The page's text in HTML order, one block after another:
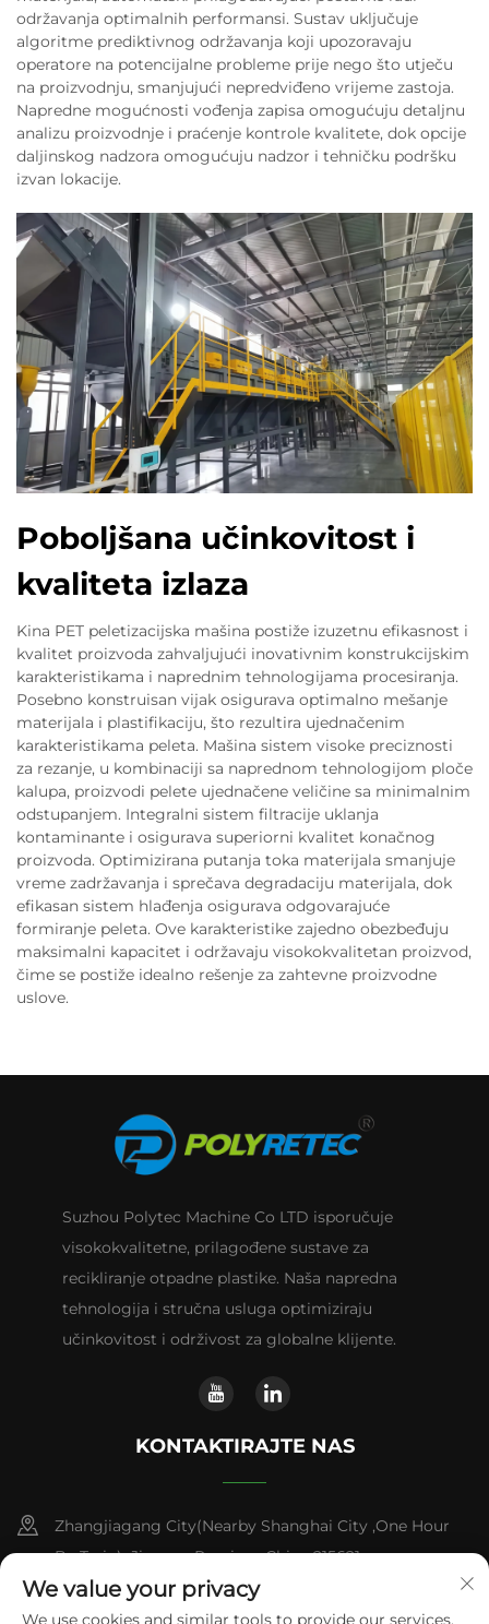
održavanja optimalnih performansi. Sustav uključuje
algoritme prediktivnog održavanja koji upozoravaju
operatore na potencijalne probleme prije nego što utječu
na proizvodnju, smanjujući nepredviđeno vrijeme zastoja.
Napredne mogućnosti vođenja zapisa omogućuju detaljnu
analizu proizvodnje i praćenje kontrole kvalitete, dok opcije
daljinskog nadzora omogućuju nadzor i tehničku podršku
izvan lokacije.
Poboljšana učinkovitost i
kvaliteta izlaza
Kina PET peletizacijska mašina postiže izuzetnu efikasnost i
kvalitet proizvoda zahvaljujući inovativnim konstrukcijskim
karakteristikama i naprednim tehnologijama procesiranja.
Posebno konstruisan vijak osigurava optimalno mešanje
materijala i plastifikaciju, što rezultira ujednačenim
karakteristikama peleta. Mašina sistem visoke preciznosti
za rezanje, u kombinaciji sa naprednom tehnologijom ploče
kalupa, proizvodi pelete ujednačene veličine sa minimalnim
odstupanjem. Integralni sistem filtracije uklanja
kontaminante i osigurava superiorni kvalitet konačnog
proizvoda. Optimizirana putanja toka materijala smanjuje
vreme zadržavanja i sprečava degradaciju materijala, dok
efikasan sistem hlađenja osigurava odgovarajuće
formiranje peleta. Ove karakteristike zajedno obezbeđuju
maksimalni kapacitet i održavaju visokokvalitetan proizvod,
čime se postiže idealno rešenje za zahtevne proizvodne
uslove.
Suzhou Polytec Machine Co LTD isporučuje
visokokvalitetne, prilagođene sustave za
recikliranje otpadne plastike. Naša napredna
tehnologija i stručna usluga optimiziraju
učinkovitost i održivost za globalne klijente.
KONTAKTIRAJTE NAS
Zhangjiagang City(Nearby Shanghai City ,One Hour
By Train) ,Jiangsu Province,China 215621
+86-13338664103
We value your privacy
We use cookies and similar tools to provide our services.